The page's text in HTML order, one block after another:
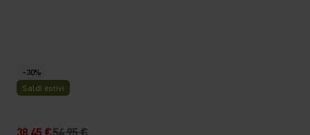
-30%
Saldi estivi
38,45 €54,95 €